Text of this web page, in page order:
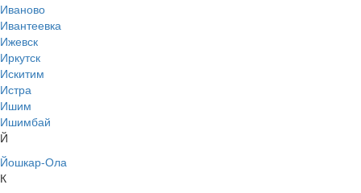
Иваново
Ивантеевка
Ижевск
Иркутск
Искитим
Истра
Ишим
Ишимбай
Й
Йошкар-Ола
К